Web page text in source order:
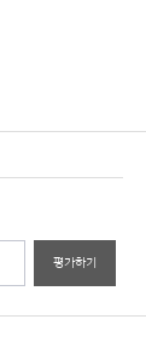
평가하기